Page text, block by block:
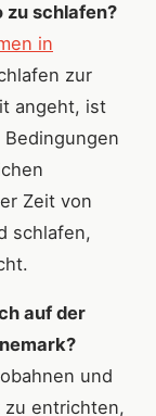
zu schlafen?
in
zur
angeht, ist
Zeit von
schlafen,
auf der
und
zu entrichten,